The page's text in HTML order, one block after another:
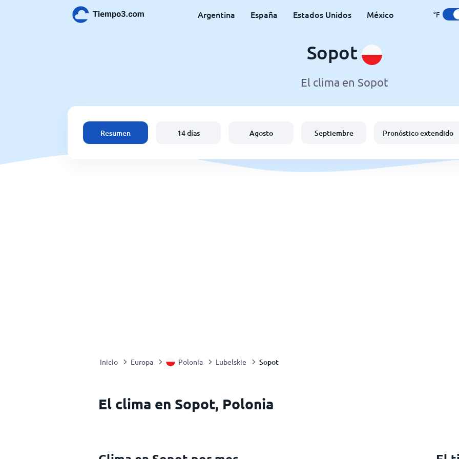
Argentina España Estados Unidos México °F
Sopot
El clima en Sopot
Resumen 14 días Agosto Septiembre Pronóstico extendido
Inicio Europa Polonia Lubelskie Sopot
El clima en Sopot, Polonia